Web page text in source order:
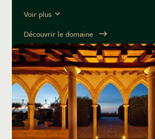
la saga de Château La Mission Haut-Brion
Voir plus
Découvrir le domaine